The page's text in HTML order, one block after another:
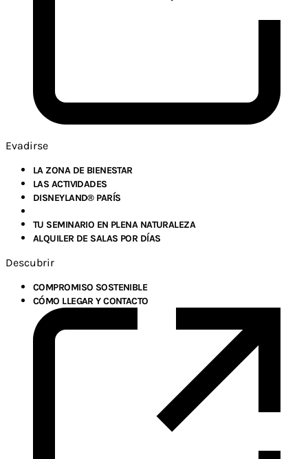
Evadirse
LA ZONA DE BIENESTAR
LAS ACTIVIDADES
DISNEYLAND® PARÍS
TU SEMINARIO EN PLENA NATURALEZA
ALQUILER DE SALAS POR DÍAS
Descubrir
COMPROMISO SOSTENIBLE
CÓMO LLEGAR Y CONTACTO